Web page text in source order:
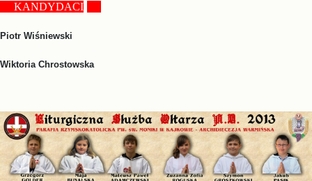
KANDYDACI
Piotr Wiśniewski
Wiktoria Chrostowska